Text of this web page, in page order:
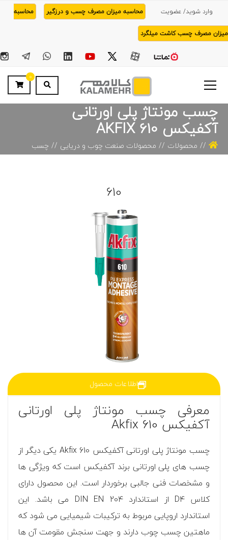
وارد شوید/ عضویت محاسبه میزان مصرف چسب و درزگیر محاسبه
میزان مصرف چسب کاشت میلگرد
0
چسب مونتاژ پلی اورتانی
آکفیکس 610 AKFIX
محصولات محصولات صنعت چوب و دریایی
چسب
610
اطلاعات محصول
معرفی چسب مونتاژ پلی اورتانی
آکفیکس 610 Akfix
چسب مونتاژ پلی اورتانی آکفیکس 610 Akfix یکی دیگر از
چسب های پلی اورتانی برند آکفیکس است که ویژگی ها
و مشخصات فنی جالبی برخوردار است. این محصول دارای
کلاس D4 از استاندارد DIN EN 204 می باشد. این
استاندارد اروپایی مربوط به ترکیبات شیمیایی می شود که
ماهتین چسب چوب دارند و جهت سنجش مقومت آن ها